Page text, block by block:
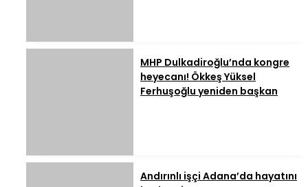
MHP Dulkadiroğlu’nda kongre
heyecanı! Ökkeş Yüksel
Ferhuşoğlu yeniden başkan
Andırınlı işçi Adana’da hayatını